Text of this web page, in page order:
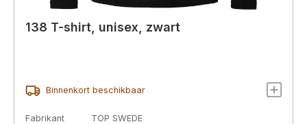
138 T-shirt, unisex, zwart
Binnenkort beschikbaar
Fabrikant
TOP SWEDE